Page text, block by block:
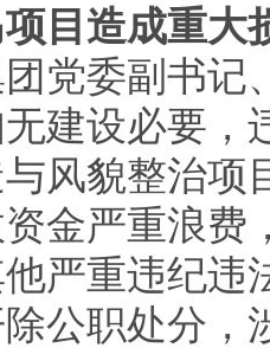
目造成重大
党委副书记
建设必要，
风貌整治项
金严重浪费
严重违纪违
公职处分，